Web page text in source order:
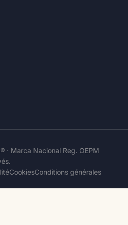
· Marca Nacional Reg. OEPM
CookiesConditions générales